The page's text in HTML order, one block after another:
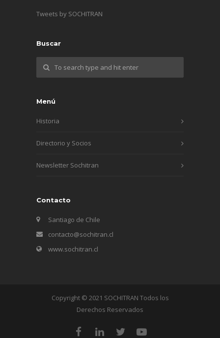
Tweets by SOCHITRAN
Buscar
Menú
Historia
Directorio y Socios
Newsletter Sochitran
Contacto
Santiago de Chile
contacto@sochitran.cl
www.sochitran.cl
Copyright © 2021 SOCHITRAN Todos los
Derechos Reservados